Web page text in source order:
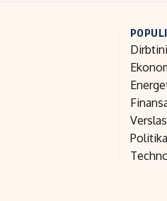
Verslas
Politika